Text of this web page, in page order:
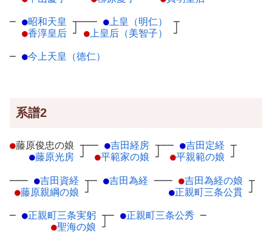
─ ●昭和天皇 ┬
●香淳皇后 ┘
─── ●上皇（明仁）
┬
●上皇后（美智子） ┘
─ ●今上天皇（徳仁）
系譜2
●藤原俊忠の娘 ┬
●藤原光房 ┘
── ●吉田経房 ┬
●平範家の娘 ┘
── ●吉田定経 ┬
●平親範の娘 ┘
─── ●吉田資経 ┬
●藤原親綱の娘 ┘
─ ●吉田為経 ─── ●吉田為経の娘 ┬
●正親町三条公貫 ┘
─ ●正親町三条実躬 ┬
●聖海の娘 ┘
─ ●正親町三条公秀 ─